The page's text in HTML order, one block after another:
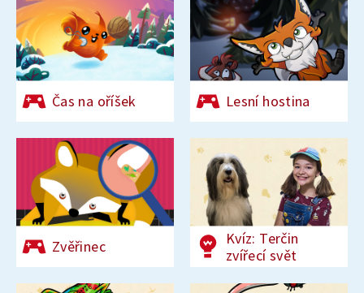
Čas na oříšek Lesní hostina
Zvěřinec
Kvíz: Terčin
zvířecí svět